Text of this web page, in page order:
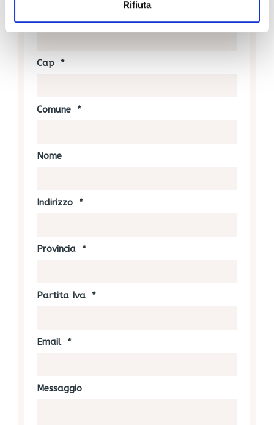
Rifiuta
Cap *
Comune *
Nome
Indirizzo *
Provincia *
Partita Iva *
Email *
Messaggio